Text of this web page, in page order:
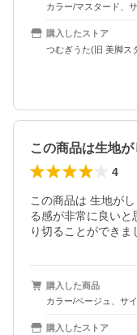
カラー/マスタード、
購入したストア
つむぎうた(旧 美脚ス
4
この商品は 生地が
る感が非常に良い
り切ることができま
購入した商品
カラー/ベージュ、サ
購入したストア